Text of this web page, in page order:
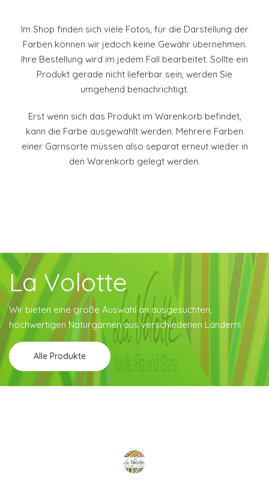
Im Shop finden sich viele Fotos, für die Darstellung der
Farben können wir jedoch keine Gewähr übernehmen.
Ihre Bestellung wird im jedem Fall bearbeitet. Sollte ein
Produkt gerade nicht lieferbar sein, werden Sie
umgehend benachrichtigt.
Erst wenn sich das Produkt im Warenkorb befindet,
kann die Farbe ausgewählt werden. Mehrere Farben
einer Garnsorte müssen also separat erneut wieder in
den Warenkorb gelegt werden.
La Volotte
Wir bieten eine große Auswahl an ausgesuchten,
hochwertigen Naturgarnen aus verschiedenen Ländern!
Alle Produkte